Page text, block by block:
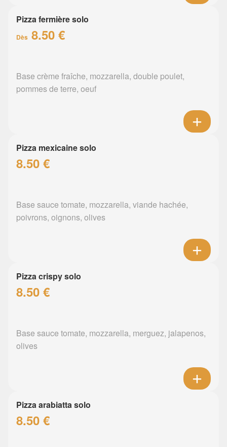
Pizza fermière solo
Dès 8.50 €
Base crème fraîche, mozzarella, double poulet,
pommes de terre, oeuf
Pizza mexicaine solo
8.50 €
Base sauce tomate, mozzarella, viande hachée,
poivrons, oignons, olives
Pizza crispy solo
8.50 €
Base sauce tomate, mozzarella, merguez, jalapenos,
olives
Pizza arabiatta solo
8.50 €